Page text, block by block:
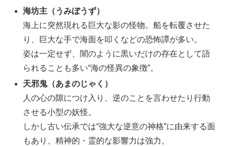
海坊主（うみぼうず）
海上に突然現れる巨大な影の怪物。船を転覆させた
り、巨大な手で海面を叩くなどの恐怖譚が多い。
姿は一定せず、闇のように黒いだけの存在として語
られることも多い“海の怪異の象徴”。
天邪鬼（あまのじゃく）
人の心の隙につけ入り、逆のことを言わせたり行動
させる小型の妖怪。
しかし古い伝承では“強大な逆意の神格”に由来する面
もあり、精神的・霊的な影響力は強力。